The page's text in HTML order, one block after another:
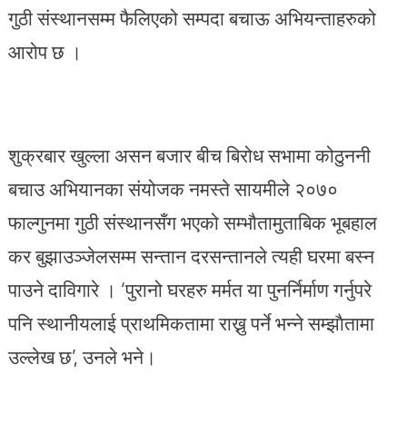
गुठी संस्थानसम्म फैलिएको सम्पदा बचाऊ अभियन्ताहरुको
आरोप छ ।
शुक्रबार खुल्ला असन बजार बीच बिरोध सभामा कोठुननी
बचाउ अभियानका संयोजक नमस्ते सायमीले २०७०
फाल्गुनमा गुठी संस्थानसँग भएको सम्भौतामुताबिक भूबहाल
कर बुझाउञ्जेलसम्म सन्तान दरसन्तानले त्यही घरमा बस्न
पाउने दाविगारे । ‘पुरानो घरहरु मर्मत या पुनर्निर्माण गर्नुपरे
पनि स्थानीयलाई प्राथमिकतामा राख्नु पर्ने भन्ने सम्झाैतामा
उल्लेख छ’, उनले भने।